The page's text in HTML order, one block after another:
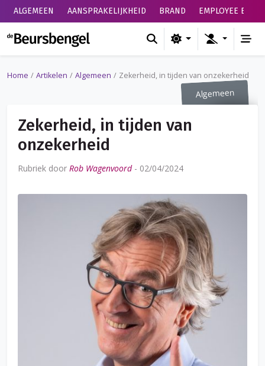
ALGEMEEN AANSPRAKELIJKHEID BRAND EMPLOYEE
de Beursbengel
Home Artikelen Algemeen Zekerheid, in tijden van onzekerheid
Algemeen
Zekerheid, in tijden van
onzekerheid
Rubriek door Rob Wagenvoord- 02/04/2024